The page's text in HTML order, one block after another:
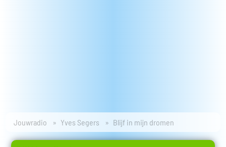
Jouwradio Yves Segers Blijf in mijn dromen